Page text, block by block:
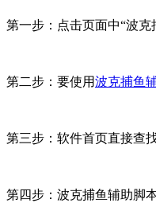
第一步：点击页面中“波克
第二步：要使用波克捕鱼
第三步：软件首页直接查
第四步：波克捕鱼辅助脚